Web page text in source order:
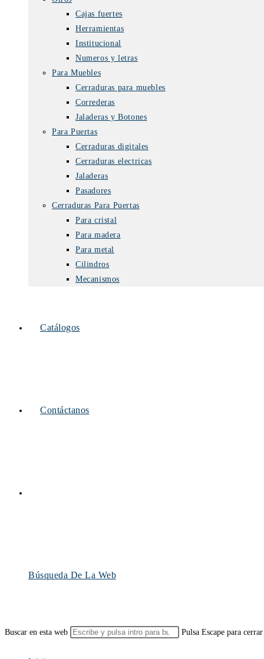
Cajas fuertes
Herramientas
Institucional
Numeros y letras
Para Muebles
Cerraduras para muebles
Correderas
Jaladeras y Botones
Para Puertas
Cerraduras digitales
Cerraduras electricas
Jaladeras
Pasadores
Cerraduras Para Puertas
Para cristal
Para madera
Para metal
Cilindros
Mecanismos
Catálogos
Contáctanos
Búsqueda De La Web
Buscar en esta web Pulsa Escape para